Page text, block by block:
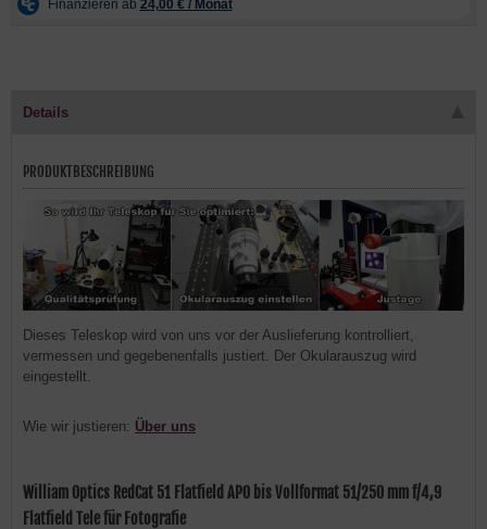
Details
PRODUKTBESCHREIBUNG
Dieses Teleskop wird von uns vor der Auslieferung kontrolliert,
vermessen und gegebenenfalls justiert. Der Okularauszug wird
eingestellt.
Wie wir justieren: Über uns
William Optics RedCat 51 Flatfield APO bis Vollformat 51/250 mm f/4,9
Flatfield Tele für Fotografie